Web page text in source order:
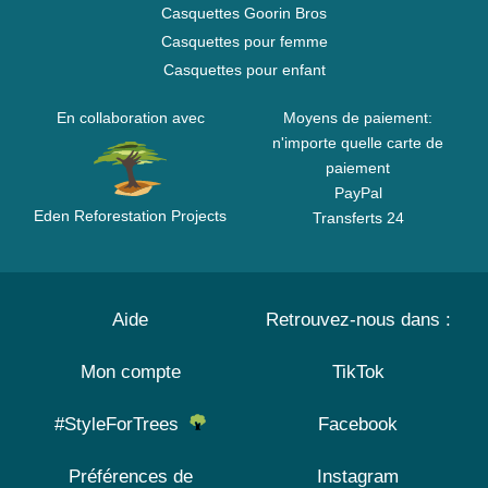
Casquettes Goorin Bros
Casquettes pour femme
Casquettes pour enfant
En collaboration avec
Eden Reforestation Projects
Moyens de paiement:
n'importe quelle carte de
paiement
PayPal
Transferts 24
Aide
Mon compte
#StyleForTrees
Préférences de
Retrouvez-nous dans :
TikTok
Facebook
Instagram